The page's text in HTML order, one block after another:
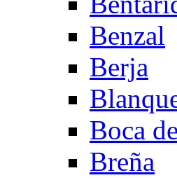
Benzal
Berja
Boca
Breña